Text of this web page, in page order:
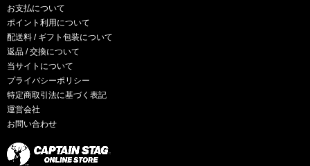
お支払について
ポイント利用について
配送料 / ギフト包装について
返品 / 交換について
当サイトについて
プライバシーポリシー
特定商取引法に基づく表記
運営会社
お問い合わせ